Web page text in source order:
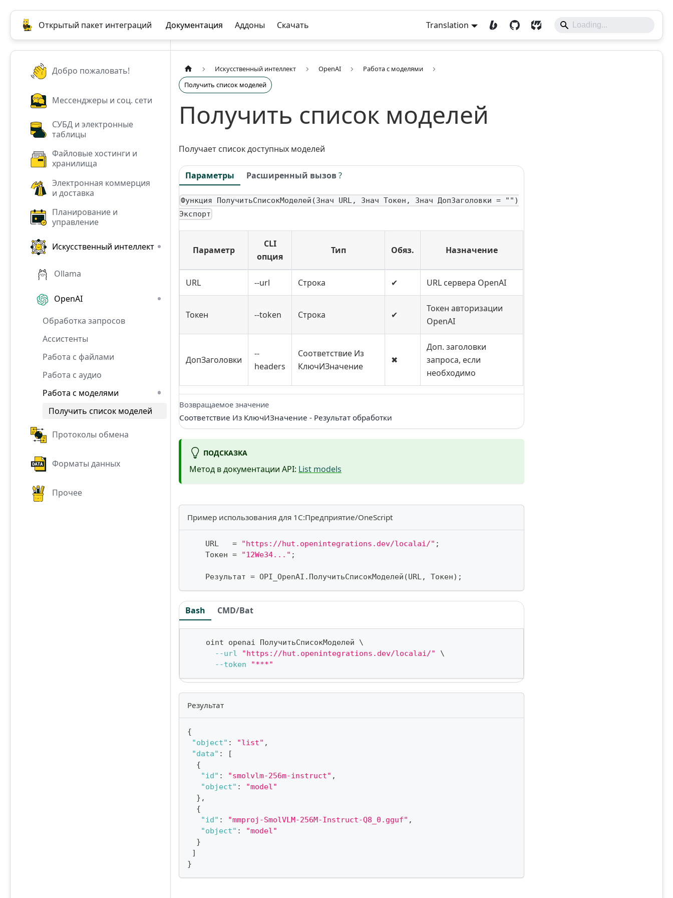
Открытый пакет интеграций Документация Аддоны Скачать Translation
Добро пожаловать!
Мессенджеры и соц. сети
СУБД и электронные
таблицы
Файловые хостинги и
хранилища
Электронная коммерция
и доставка
Планирование и
управление
Искусственный интеллект
Ollama
OpenAI
Обработка запросов
Ассистенты
Работа с файлами
Работа с аудио
Работа с моделями
Получить список моделей
Протоколы обмена
Форматы данных
Прочее
Искусственный интеллект OpenAI
Работа с моделями
Получить список моделей
Получить список моделей
Получает список доступных моделей
Параметры Расширенный вызов?
Функция ПолучитьСписокМоделей(Знач URL, Знач Токен, Знач ДопЗаголовки = "")
Экспорт
Параметр
CLI
опция
Тип Обяз. Назначение
URL --url Строка ✔ URL сервера OpenAI
Токен --token Строка ✔
Токен авторизации
OpenAI
ДопЗаголовки
--
headers
Соответствие Из
КлючИЗначение
✖
Доп. заголовки
запроса, если
необходимо
Возвращаемое значение
Соответствие Из КлючИЗначение - Результат обработки
ПОДСКАЗКА
Метод в документации API: List models
Пример использования для 1С:Предприятие/OneScript
    URL
= "https://hut.openintegrations.dev/localai/" ;
    Токен
= "12We34..." ;
    Результат
= OPI_OpenAI . ПолучитьСписокМоделей (URL, Токен) ;
Bash CMD/Bat
    oint openai ПолучитьСписокМоделей
\
--url
"https://hut.openintegrations.dev/localai/"
\
--token
"***"
Результат
{
"object" : "list" ,
"data" :
[
{
"id" : "smolvlm-256m-instruct" ,
"object" :
"model"
} ,
{
"id" : "mmproj-SmolVLM-256M-Instruct-Q8_0.gguf" ,
"object" :
"model"
}
]
}